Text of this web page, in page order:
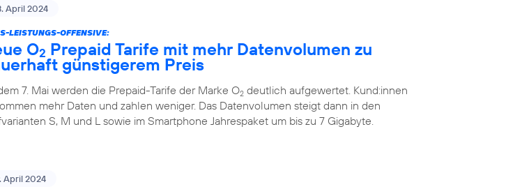
April 2024
LEISTUNGS-OFFENSIVE:
O2 Prepaid Tarife mit mehr Datenvolumen zu
günstigerem Preis
7. Mai werden die Prepaid-Tarife der Marke O2 deutlich aufgewertet. Kund:innen
mehr Daten und zahlen weniger. Das Datenvolumen steigt dann in den
S, M und L sowie im Smartphone Jahrespaket um bis zu 7 Gigabyte.
April 2024